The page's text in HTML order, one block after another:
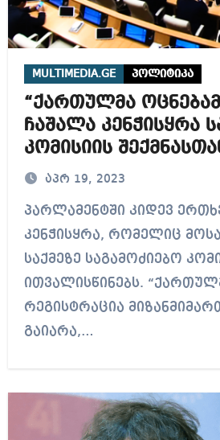
MULTIMEDIA.GE პოლიტიკა
“ქართულმა
ჩაშალა კენჭისყრა
კომისიის
დაკავშირებით
აპრ 19, 2023
პარლამენტში კიდევ ერთხელ ჩავარდა
კენჭისყრა, რომელიც
საქმეზე საგამოძიებო
ითვალისწინებს.
რეგისტრაცია
გაიარა,…